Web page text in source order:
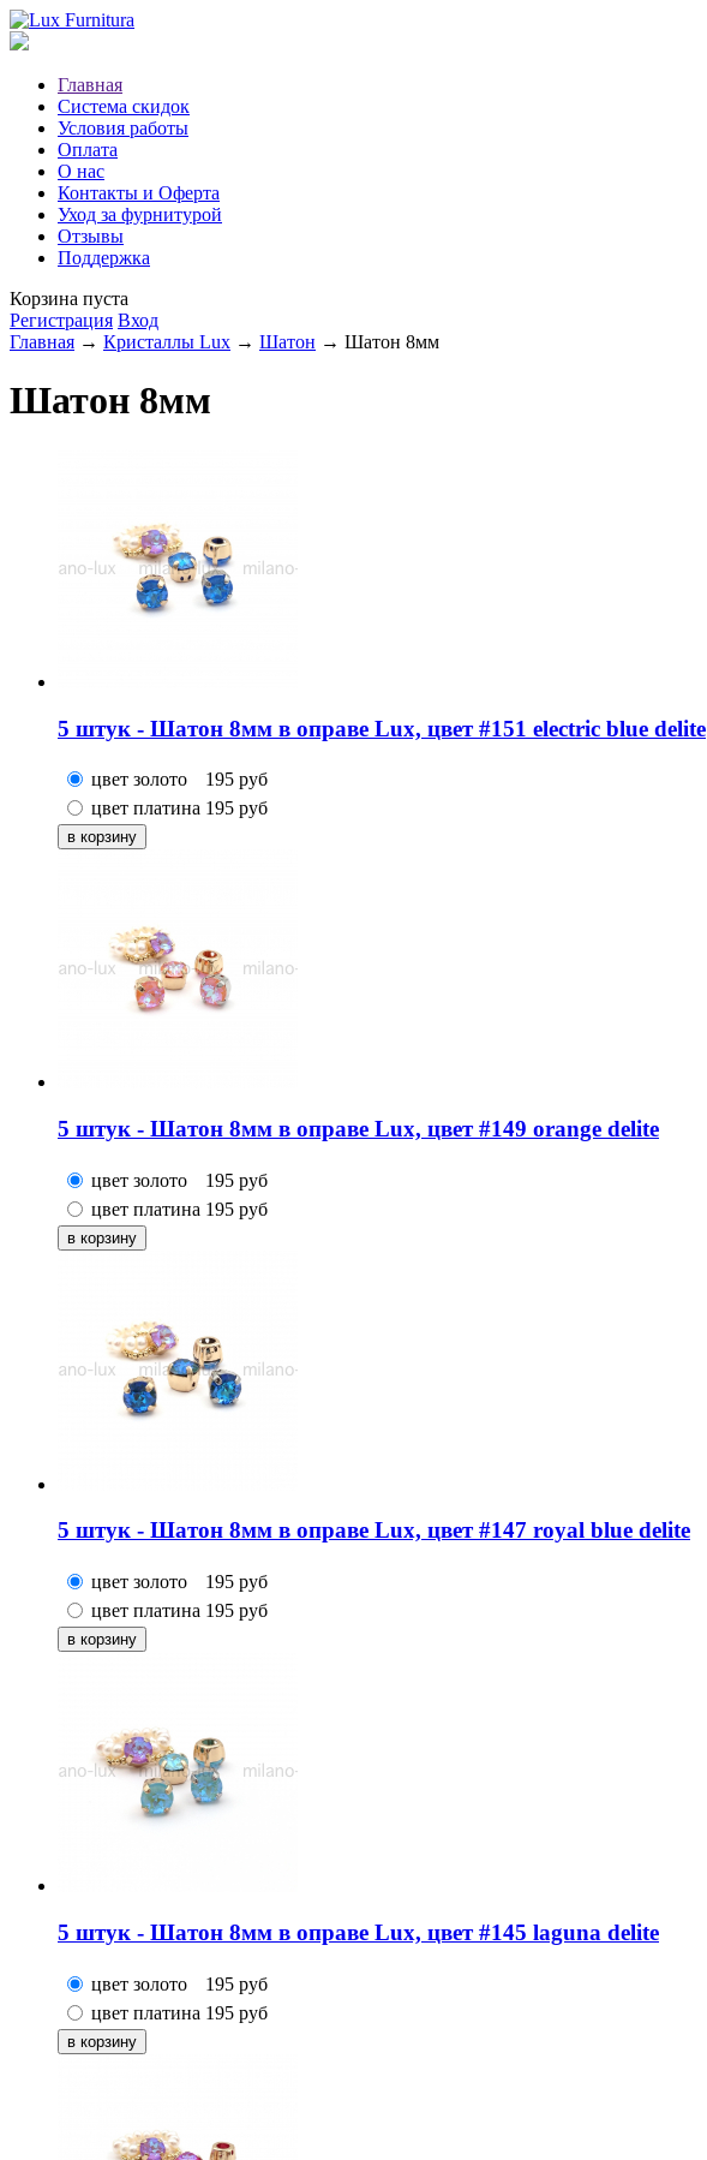
Главная
Система скидок
Условия работы
Оплата
О нас
Контакты и Оферта
Уход за фурнитурой
Отзывы
Поддержка
Корзина пуста
Регистрация Вход
Главная → Кристаллы Lux → Шатон → Шатон 8мм
Шатон 8мм
5 штук - Шатон 8мм в оправе Lux, цвет #151 electric blue delite
цвет золото 195 руб
цвет платина 195 руб
5 штук - Шатон 8мм в оправе Lux, цвет #149 orange delite
цвет золото 195 руб
цвет платина 195 руб
5 штук - Шатон 8мм в оправе Lux, цвет #147 royal blue delite
цвет золото 195 руб
цвет платина 195 руб
5 штук - Шатон 8мм в оправе Lux, цвет #145 laguna delite
цвет золото 195 руб
цвет платина 195 руб